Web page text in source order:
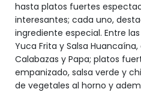
hasta platos fuertes
interesantes; cada uno,
ingrediente especial. Entre
Yuca Frita y Salsa
Calabazas y Papa; platos
empanizado, salsa verde y
de vegetales al horno y